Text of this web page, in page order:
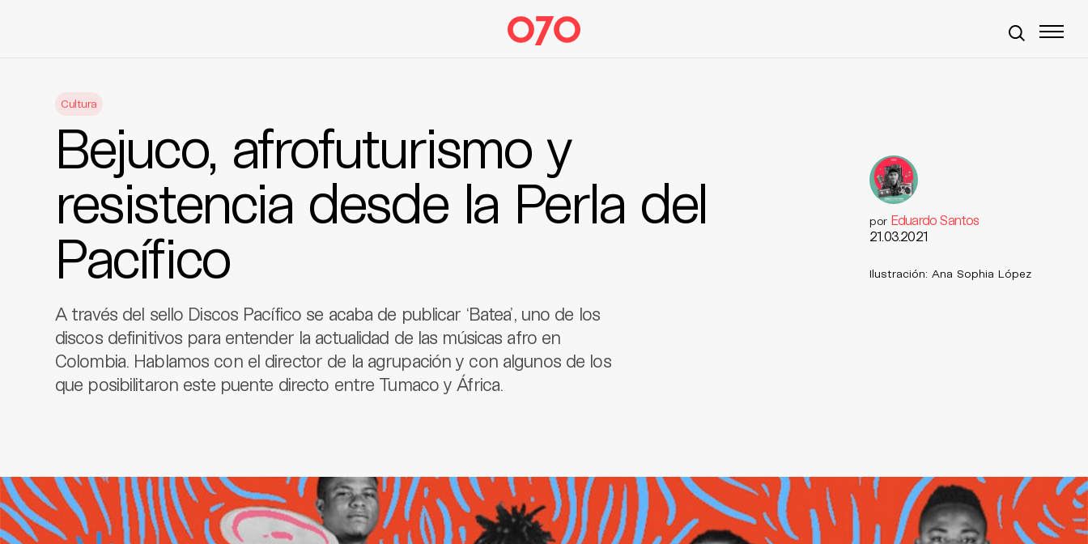
Cultura
Bejuco, afrofuturismo y
resistencia desde la Perla del
Pacífico
A través del sello Discos Pacífico se acaba de publicar ‘Batea’, uno de los
discos definitivos para entender la actualidad de las músicas afro en
Colombia. Hablamos con el director de la agrupación y con algunos de los
que posibilitaron este puente directo entre Tumaco y África.
por Eduardo Santos
21.03.2021
Ilustración: Ana Sophia López